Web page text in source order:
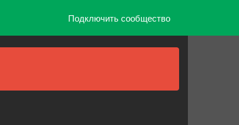
Подключить сообщество